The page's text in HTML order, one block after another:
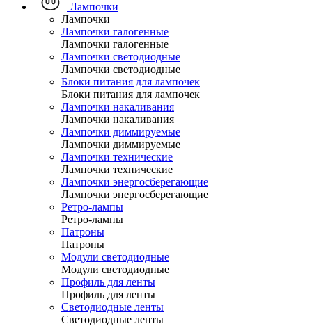
Лампочки
Лампочки
Лампочки галогенные
Лампочки галогенные
Лампочки светодиодные
Лампочки светодиодные
Блоки питания для лампочек
Блоки питания для лампочек
Лампочки накаливания
Лампочки накаливания
Лампочки диммируемые
Лампочки диммируемые
Лампочки технические
Лампочки технические
Лампочки энергосберегающие
Лампочки энергосберегающие
Ретро-лампы
Ретро-лампы
Патроны
Патроны
Модули светодиодные
Модули светодиодные
Профиль для ленты
Профиль для ленты
Светодиодные ленты
Светодиодные ленты